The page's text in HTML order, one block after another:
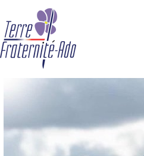
Rétrospective
By Terre Fraternité,